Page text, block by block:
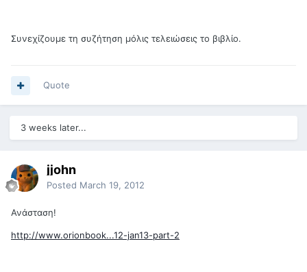
Συνεχίζουμε τη συζήτηση μόλις τελειώσεις το βιβλίο.
Quote
3 weeks later...
jjohn
Posted March 19, 2012
Ανάσταση!
http://www.orionbook...12-jan13-part-2